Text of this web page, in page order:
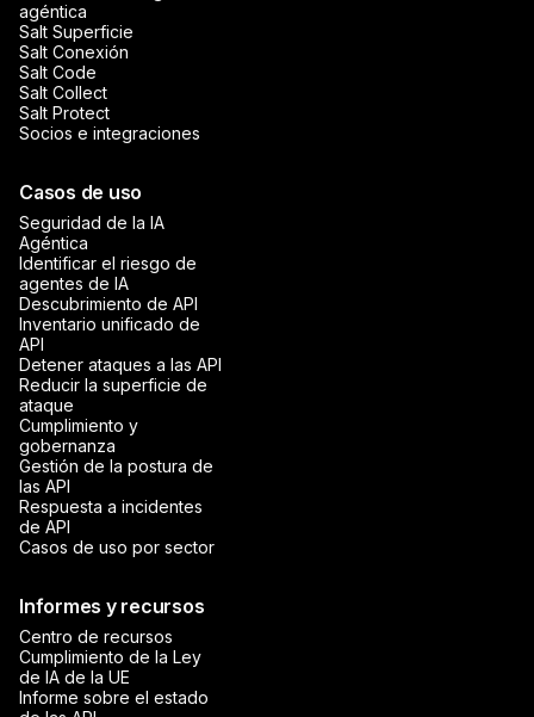
agéntica
Salt Superficie
Salt Conexión
Salt Code
Salt Collect
Salt Protect
Socios e integraciones
Casos de uso
Seguridad de la IA
Agéntica
Identificar el riesgo de
agentes de IA
Descubrimiento de API
Inventario unificado de
API
Detener ataques a las API
Reducir la superficie de
ataque
Cumplimiento y
gobernanza
Gestión de la postura de
las API
Respuesta a incidentes
de API
Casos de uso por sector
Informes y recursos
Centro de recursos
Cumplimiento de la Ley
de IA de la UE
Informe sobre el estado